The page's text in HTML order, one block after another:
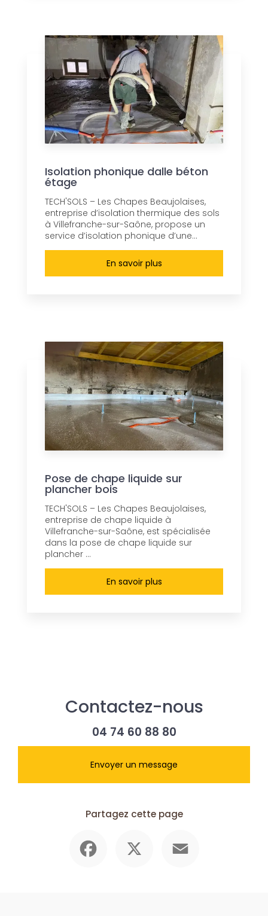
Isolation phonique dalle béton
étage
TECH'SOLS – Les Chapes Beaujolaises,
entreprise d’isolation thermique des sols
à Villefranche-sur-Saône, propose un
service d’isolation phonique d’une...
En savoir plus
Pose de chape liquide sur
plancher bois
TECH'SOLS – Les Chapes Beaujolaises,
entreprise de chape liquide à
Villefranche-sur-Saône, est spécialisée
dans la pose de chape liquide sur
plancher ...
En savoir plus
Contactez-nous
04 74 60 88 80
Envoyer un message
Partagez cette page